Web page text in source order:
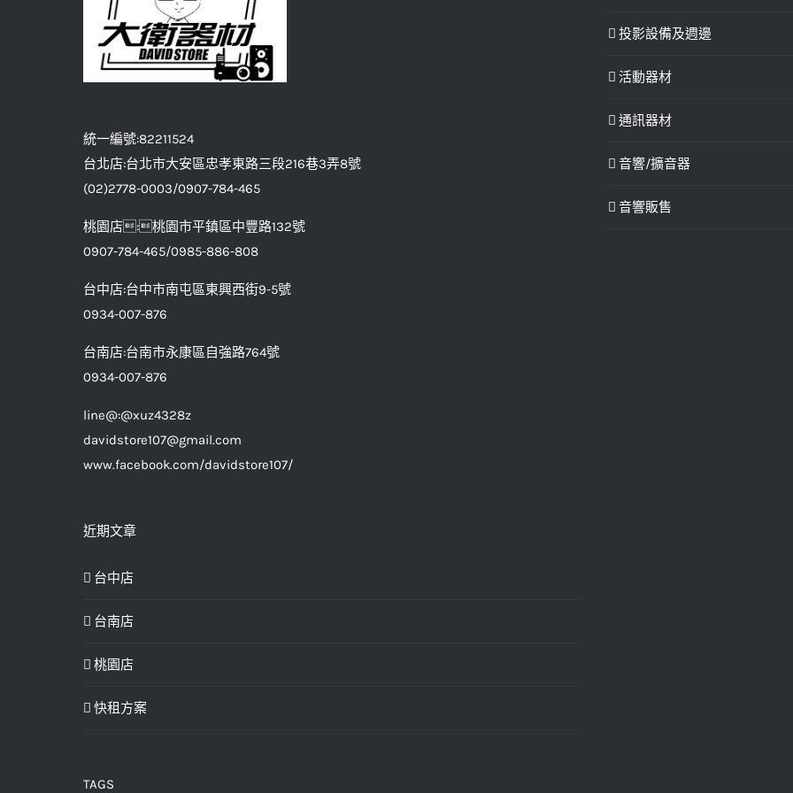
統一編號:82211524
台北店:台北市大安區忠孝東路三段216巷3弄8號
(02)2778-0003/0907-784-465
桃園店:桃園市平鎮區中豐路132號
0907-784-465/0985-886-808
台中店:台中市南屯區東興西街9-5號
0934-007-876
台南店:台南市永康區自強路764號
0934-007-876
line@:@xuz4328z
davidstore107@gmail.com
www.facebook.com/davidstore107/
近期文章
台中店
台南店
桃園店
快租方案
TAGS
投影設備及週邊
活動器材
通訊器材
音響/擴音器
音響販售